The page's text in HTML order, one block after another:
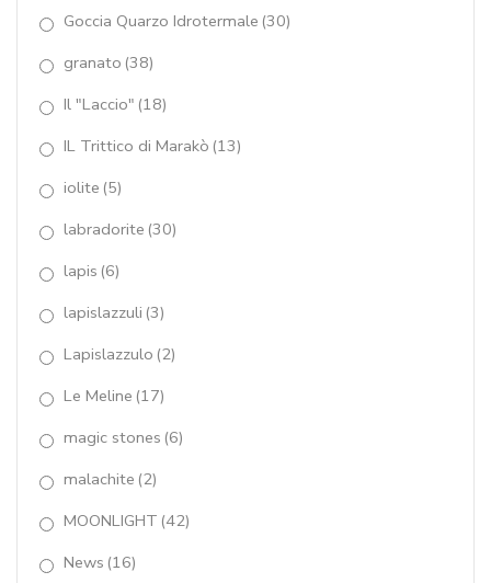
quarzo verde idrotermale (17)
quarzo verde muschiato
rodolite(1)
rodonite (26)
SCOMPONIBILE - Pietre
SCOMPONIBILE-Perle
Synthesis Collezione Componibile
tagli macchina
tormalina(1)
tormaline
Goccia Quarzo Idrotermale (30)
granato (38)
Il "Laccio" (18)
IL Trittico di Marakò (13)
iolite (5)
labradorite (30)
lapis (6)
lapislazzuli (3)
Lapislazzulo (2)
Le Meline (17)
magic stones (6)
malachite (2)
MOONLIGHT (42)
News (16)